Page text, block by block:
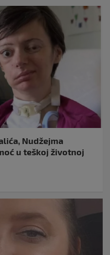
Nudžejma
u teškoj životnoj